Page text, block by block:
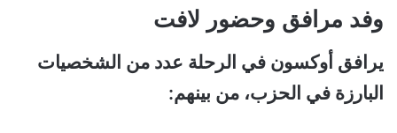
وفد مرافق وحضور لافت
يرافق أوكسون في الرحلة عدد من الشخصيات
البارزة في الحزب، من بينهم: